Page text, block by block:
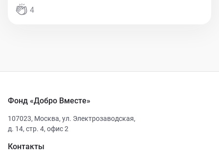
4
Фонд «Добро Вместе»
107023, Москва, ул. Электрозаводская,
д. 14, стр. 4, офис 2
Контакты